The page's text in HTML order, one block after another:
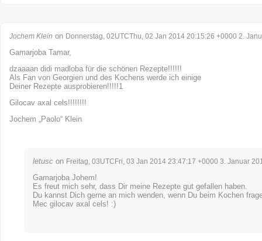
Jochem Klein on Donnerstag, 02UTCThu, 02 Jan 2014 20:15:26 +0000 2.
Gamarjoba Tamar,
dzaaaan didi madloba für die schönen Rezepte!!!!!!
Als Fan von Georgien und des Kochens werde ich einige
Deiner Rezepte ausprobieren!!!!!1
Gilocav axal cels!!!!!!!!
Jochem „Paolo“ Klein
letusc on Freitag, 03UTCFri, 03 Jan 2014 23:47:17 +0000 3. Januar
Gamarjoba Johem!
Es freut mich sehr, dass Dir meine Rezepte gut gefallen haben.
Du kannst Dich gerne an mich wenden, wenn Du beim Kochen
Mec gilocav axal cels! :)